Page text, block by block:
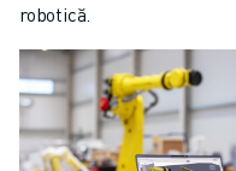
robotică.